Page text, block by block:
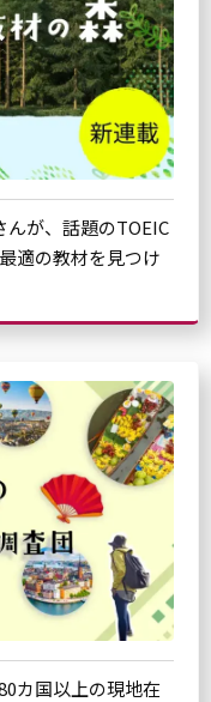
んが、話題のTOEIC
適の教材を見つけ
カ国以上の現地在